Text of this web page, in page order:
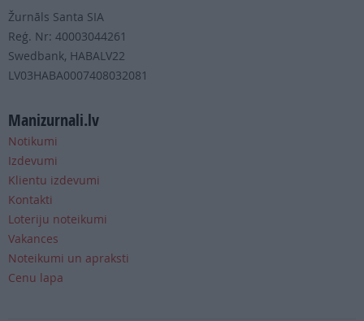
Žurnāls Santa SIA
Reģ. Nr: 40003044261
Swedbank, HABALV22
LV03HABA0007408032081
Manizurnali.lv
Notikumi
Izdevumi
Klientu izdevumi
Kontakti
Loteriju noteikumi
Vakances
Noteikumi un apraksti
Cenu lapa